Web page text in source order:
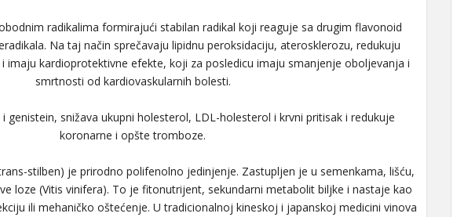
radikalima formirajući stabilan radikal koji reaguje sa drugim flavonoid
Na taj način sprečavaju lipidnu peroksidaciju, aterosklerozu, redukuju
imaju kardioprotektivne efekte, koji za posledicu imaju smanjenje oboljevanja i
smrtnosti od kardiovaskularnih bolesti.
genistein, snižava ukupni holesterol, LDL-holesterol i krvni pritisak i redukuje
koronarne i opšte tromboze.
stilben) je prirodno polifenolno jedinjenje. Zastupljen je u semenkama, lišću,
loze (Vitis vinifera). To je fitonutrijent, sekundarni metabolit biljke i nastaje kao
ili mehaničko oštećenje. U tradicionalnoj kineskoj i japanskoj medicini vinova